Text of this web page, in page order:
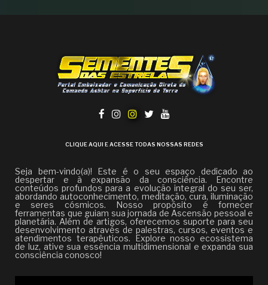
CLIQUE AQUI E ACESSE TODAS NOSSAS REDES
Seja bem-vindo(a)! Este é o seu espaço dedicado ao
despertar e à expansão da consciência. Encontre
conteúdos profundos para a evolução integral do seu ser,
abordando autoconhecimento, meditação, cura, iluminação
e seres cósmicos. Nosso propósito é fornecer
ferramentas que guiam sua jornada de Ascensão pessoal e
planetária. Além de artigos, oferecemos suporte para seu
desenvolvimento através de palestras, cursos, eventos e
atendimentos terapêuticos. Explore nosso ecossistema
de luz, ative sua essência multidimensional e expanda sua
consciência conosco!